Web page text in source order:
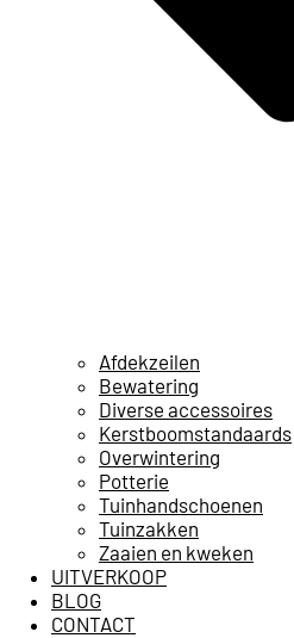
Afdekzeilen
Bewatering
Diverse accessoires
Kerstboomstandaards
Overwintering
Potterie
Tuinhandschoenen
Tuinzakken
Zaaien en kweken
UITVERKOOP
BLOG
CONTACT